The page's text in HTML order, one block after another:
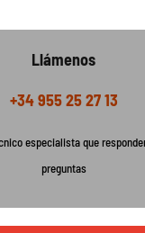
Llámenos
+34 955 25 27 13
especialista que
preguntas